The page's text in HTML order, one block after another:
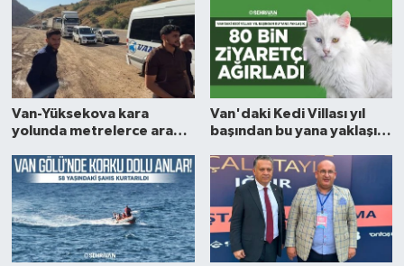
Van-Yüksekova kara
yolunda metrelerce araç
Van'daki Kedi Villası yıl
başından bu yana yaklaşık